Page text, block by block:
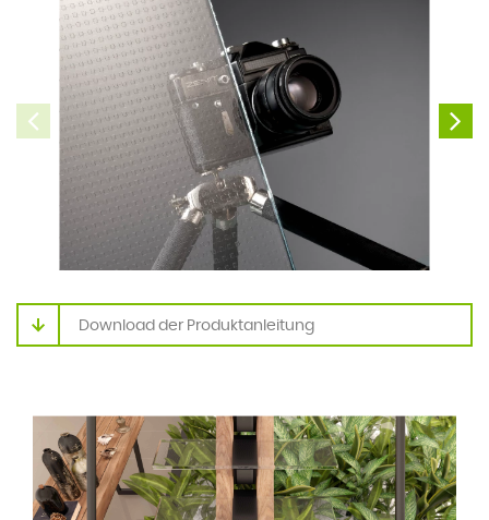
Download der Produktanleitung